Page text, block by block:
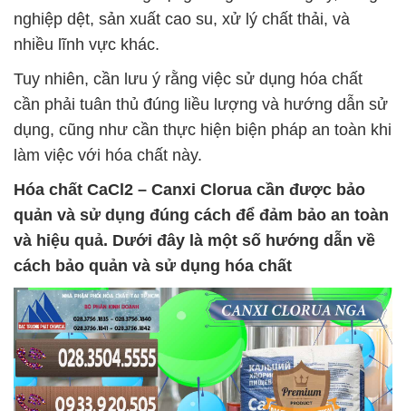
nghiệp dệt, sản xuất cao su, xử lý chất thải, và
nhiều lĩnh vực khác.
Tuy nhiên, cần lưu ý rằng việc sử dụng hóa chất
cần phải tuân thủ đúng liều lượng và hướng dẫn sử
dụng, cũng như cần thực hiện biện pháp an toàn khi
làm việc với hóa chất này.
Hóa chất CaCl2 – Canxi Clorua cần được bảo
quản và sử dụng đúng cách để đảm bảo an toàn
và hiệu quả. Dưới đây là một số hướng dẫn về
cách bảo quản và sử dụng hóa chất